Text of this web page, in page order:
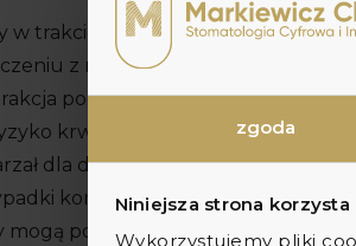
zgoda
Niniejsza strona
Wykorzystujemy pliki
w trakcie ciąży mogą być osłabione
z niedostateczną higieną
podczas ciąży nie jest
krwotoku. Później, jeśli
dla dziecka większe ryzyko,
koniecznego leczenia
mogą po pierwszym trymestrze